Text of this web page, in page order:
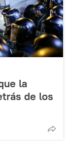
la
de los